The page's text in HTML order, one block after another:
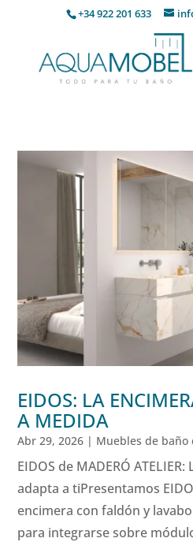
+34 922 201 633
EIDOS: LA
A MEDIDA
Abr 29, 2026 | Muebles de baño
EIDOS de MADERÓ
adapta a tiPresentamos
encimera con faldón y
para integrarse sobre